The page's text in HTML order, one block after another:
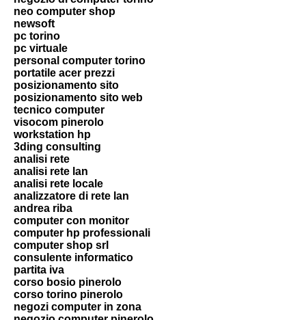
neo computer shop
newsoft
pc torino
pc virtuale
personal computer torino
portatile acer prezzi
posizionamento sito
posizionamento sito web
tecnico computer
visocom pinerolo
workstation hp
3ding consulting
analisi rete
analisi rete lan
analisi rete locale
analizzatore di rete lan
andrea riba
computer con monitor
computer hp professionali
computer shop srl
consulente informatico
partita iva
corso bosio pinerolo
corso torino pinerolo
negozi computer in zona